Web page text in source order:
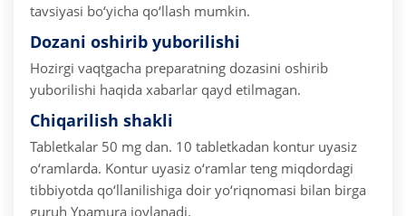
tavsiyasi bo‘yicha qo‘llash mumkin.
Dozani oshirib yuborilishi
Hozirgi vaqtgacha preparatning dozasini oshirib
yuborilishi haqida xabarlar qayd etilmagan.
Chiqarilish shakli
Tabletkalar 50 mg dan. 10 tabletkadan kontur uyasiz
o‘ramlarda. Kontur uyasiz o‘ramlar teng miqdordagi
tibbiyotda qo‘llanilishiga doir yo‘riqnomasi bilan birga
guruh Ypamura joylanadi.